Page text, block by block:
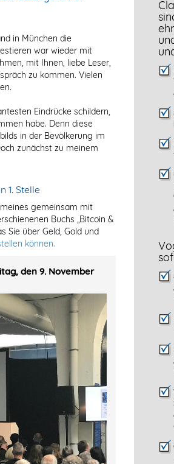
in München die
war wieder mit
mit Ihnen, liebe Leser,
zu kommen. Vielen
Eindrücke schildern,
habe. Denn diese
in der Bevölkerung im
zunächst zu meinem
1. Stelle
gemeinsam mit
Buchs „Bitcoin &
Sie über Geld, Gold und
können.
den 9. November